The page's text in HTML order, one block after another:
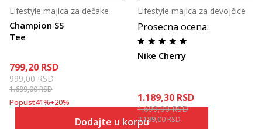
Champion SS
Tee
Lifestyle majica za dečake
799,20 RSD
999,00RSD
1.699,00RSD
Popust41%+20%
Dodajte u korpu
Prosecna ocena:
Nike Cherry
Lifestyle majica za devojčice
1.189,30 RSD
1.699,00RSD
2.199,00RSD